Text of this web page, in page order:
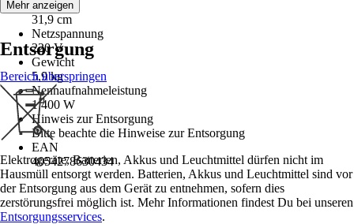
Höhe
31,9 cm
Netzspannung
220 V
Gewicht
5,9 kg
Nennaufnahmeleistung
1 400 W
Hinweis zur Entsorgung
Bitte beachte die Hinweise zur Entsorgung
EAN
4054278630434
Mehr anzeigen
Entsorgung
Bereich überspringen
Elektrogeräte, Batterien, Akkus und Leuchtmittel dürfen nicht im
Hausmüll entsorgt werden. Batterien, Akkus und Leuchtmittel sind vor
der Entsorgung aus dem Gerät zu entnehmen, sofern dies
zerstörungsfrei möglich ist. Mehr Informationen findest Du bei unseren
Entsorgungsservices.